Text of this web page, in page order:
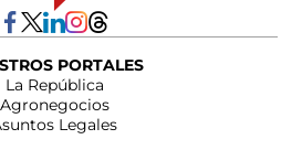
PORTALES
La República
Agronegocios
Legales